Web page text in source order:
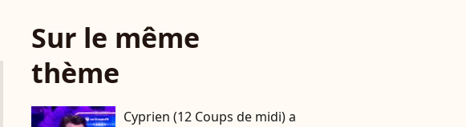
Sur le même
thème
Cyprien (12 Coups de midi) a